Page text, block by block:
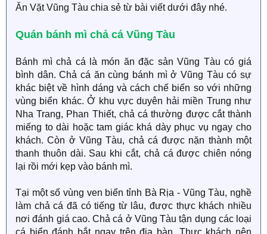
Ăn Vặt Vũng Tàu chia sẻ từ bài viết dưới đây nhé.
Quán bánh mì chả cá Vũng Tàu
Bánh mì chả cá là món ăn đặc sản Vũng Tàu có giá
bình dân. Chả cá ăn cùng bánh mì ở Vũng Tàu có sự
khác biệt về hình dáng và cách chế biến so với những
vùng biển khác. Ở khu vực duyên hải miền Trung như
Nha Trang, Phan Thiết, chả cá thường được cắt thành
miếng to dài hoặc tam giác khá dày phục vụ ngay cho
khách. Còn ở Vũng Tàu, chả cá được nặn thành một
thanh thuôn dài. Sau khi cắt, chả cá được chiên nóng
lại rồi mới kẹp vào bánh mì.
Tại một số vùng ven biển tỉnh Bà Rịa - Vũng Tàu, nghề
làm chả cá đã có tiếng từ lâu, được thực khách nhiều
nơi đánh giá cao. Chả cá ở Vũng Tàu tận dụng các loại
cá biển đánh bắt ngay trên địa bàn. Thực khách nên